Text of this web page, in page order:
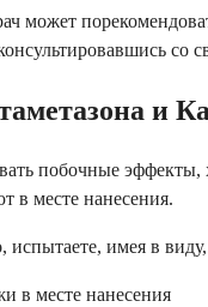
может
и
побочные
в месте нанесения.
имея в
в месте нанесения